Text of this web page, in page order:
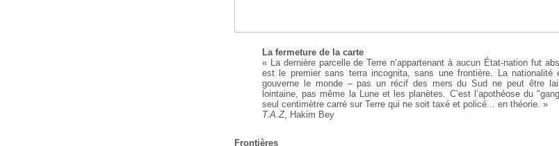
La fermeture de la carte
« La dernière parcelle de Terre n’appartenant à aucun État-nation fut
est le premier sans terra incognita, sans une frontière. La nationalité
gouverne le monde – pas un récif des mers du Sud ne peut être
lointaine, pas même la Lune et les planètes. C’est l’apothéose du
seul centimètre carré sur Terre qui ne soit taxé et policé... en théorie. »
T.A.Z, Hakim Bey
Frontières